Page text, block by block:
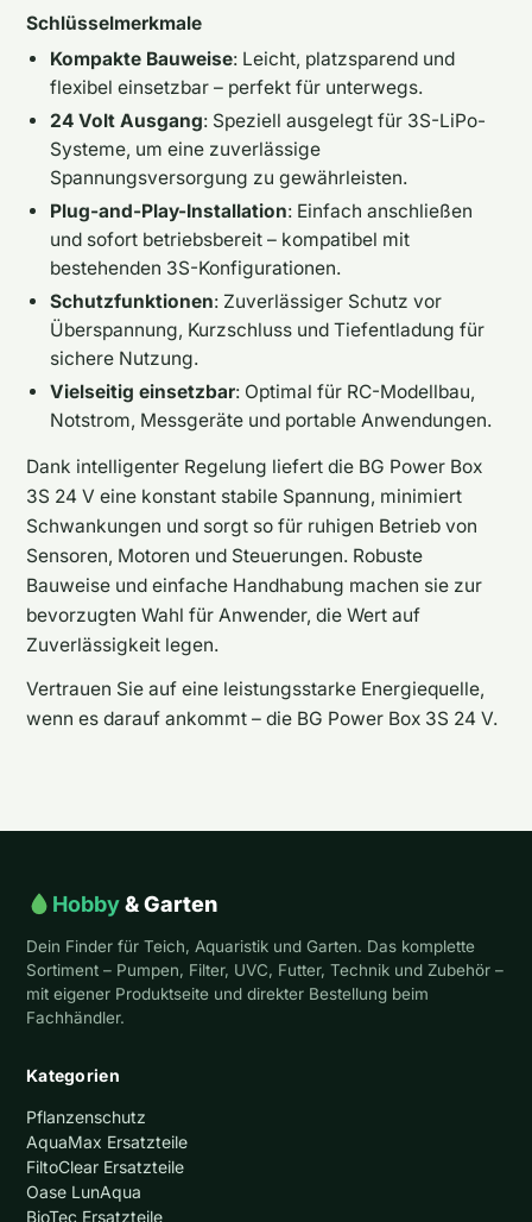
Schlüsselmerkmale
Kompakte Bauweise: Leicht, platzsparend und
flexibel einsetzbar – perfekt für unterwegs.
24 Volt Ausgang: Speziell ausgelegt für 3S-LiPo-
Systeme, um eine zuverlässige
Spannungsversorgung zu gewährleisten.
Plug-and-Play-Installation: Einfach anschließen
und sofort betriebsbereit – kompatibel mit
bestehenden 3S-Konfigurationen.
Schutzfunktionen: Zuverlässiger Schutz vor
Überspannung, Kurzschluss und Tiefentladung für
sichere Nutzung.
Vielseitig einsetzbar: Optimal für RC-Modellbau,
Notstrom, Messgeräte und portable Anwendungen.
Dank intelligenter Regelung liefert die BG Power Box
3S 24 V eine konstant stabile Spannung, minimiert
Schwankungen und sorgt so für ruhigen Betrieb von
Sensoren, Motoren und Steuerungen. Robuste
Bauweise und einfache Handhabung machen sie zur
bevorzugten Wahl für Anwender, die Wert auf
Zuverlässigkeit legen.
Vertrauen Sie auf eine leistungsstarke Energiequelle,
wenn es darauf ankommt – die BG Power Box 3S 24 V.
Hobby& Garten
Dein Finder für Teich, Aquaristik und Garten. Das komplette
Sortiment – Pumpen, Filter, UVC, Futter, Technik und Zubehör –
mit eigener Produktseite und direkter Bestellung beim
Fachhändler.
Kategorien
Pflanzenschutz
AquaMax Ersatzteile
FiltoClear Ersatzteile
Oase LunAqua
BioTec Ersatzteile